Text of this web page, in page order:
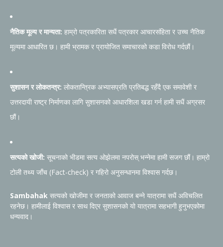
नैतिक मूल्य र मान्यता: हाम्रो पत्रकारिता सधैं पत्रकार आचारसंहिता र उच्च नैतिक
मूल्यमा आधारित छ। हामी भ्रामक र प्रायोजित समाचारको कडा विरोध गर्दछौं।
सुशासन र लोकतन्त्र: लोकतान्त्रिक अभ्यासप्रति प्रतिबद्ध रहँदै एक समावेशी र
उत्तरदायी राष्ट्र निर्माणका लागि सुशासनको आधारशिला खडा गर्न हामी सधैं अग्रसर
छौं।
सत्यको खोजी: सूचनाको भीडमा सत्य ओझेलमा नपरोस् भन्नेमा हामी सजग छौं। हाम्रो
टोली तथ्य जाँच (Fact-check) र गहिरो अनुसन्धानमा विश्वास गर्दछ।
Sambahak सत्यको खोजीमा र जनताको आवाज बन्ने यात्रामा सधैं अविचलित
रहनेछ। हामीलाई विश्वास र साथ दिएर सुशासनको यो यात्रामा सहभागी हुनुभएकोमा
धन्यवाद।